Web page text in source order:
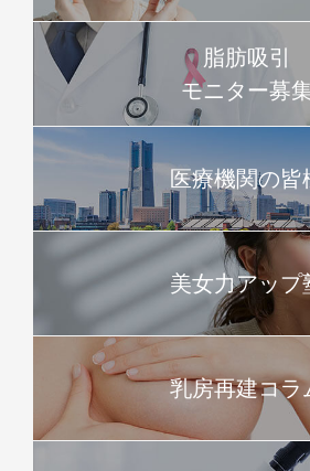
脂肪吸引
モニター募
医療機関の皆
美女力アップ
乳房再建コラ